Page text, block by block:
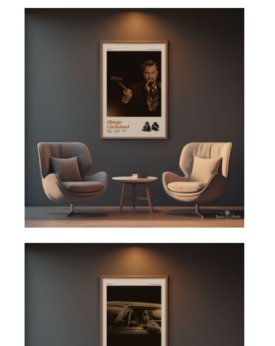
designová kancelář
🎨 Jak vybrat styl plakátu
Výběr stylu plakátu je stejně důležitý jako správný rozměr.
V moderním interiéru se nejlépe osvědčují:
minimalistické plakáty
filmové plakáty
seriálové plakáty
designové plakáty na zeď
zapadne do většiny interiérů.
Filmové plakáty jako
moderní dekorace